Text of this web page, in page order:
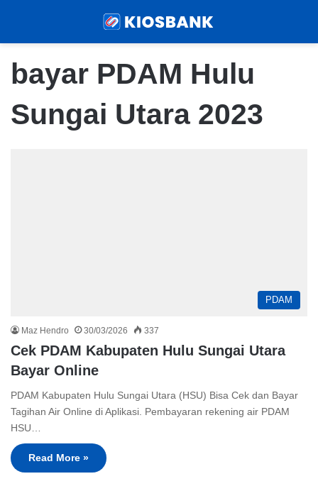
bayar PDAM Hulu
Sungai Utara 2023
PDAM
Maz Hendro 30/03/2026 337
Cek PDAM Kabupaten Hulu Sungai Utara
Bayar Online
PDAM Kabupaten Hulu Sungai Utara (HSU) Bisa Cek dan Bayar
Tagihan Air Online di Aplikasi. Pembayaran rekening air PDAM
HSU…
Read More »